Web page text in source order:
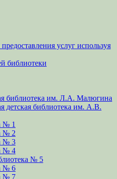
услуг используя
библиотеки
библиотека им. Л.А. Малюгина
детская библиотека им. А.В.
№ 1
№ 2
№ 3
№ 4
№ 5
№ 6
№ 7